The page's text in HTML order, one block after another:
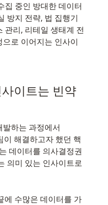
집 중인 방대한 데이터
방지 전략, 법 집행기
관리, 리테일 생태계 전
로 이어지는 인사이
이트는 빈약
하는 과정에서
해결하고자 했던 핵
데이터를 의사결정권
의미 있는 인사이트로
에 수많은 데이터를 가